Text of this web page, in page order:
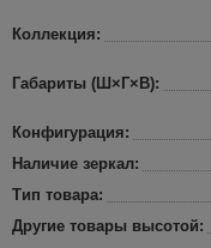
Коллекция:
Габариты (Ш×Г×В):
Конфигурация:
Наличие зеркал:
Тип товара:
Другие товары высотой: